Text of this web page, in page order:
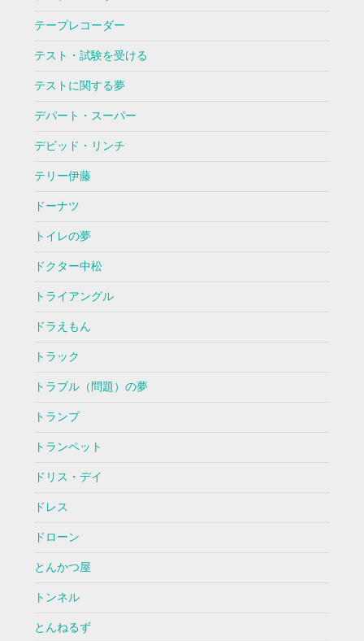
テープレコーダー
テスト・試験を受ける
テストに関する夢
デパート・スーパー
デビッド・リンチ
テリー伊藤
ドーナツ
トイレの夢
ドクター中松
トライアングル
ドラえもん
トラック
トラブル（問題）の夢
トランプ
トランペット
ドリス・デイ
ドレス
ドローン
とんかつ屋
トンネル
とんねるず